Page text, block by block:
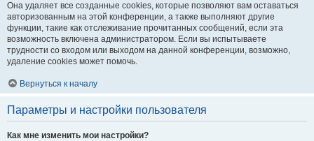
Она удаляет все созданные cookies, которые позволяют вам оставаться
авторизованным на этой конференции, а также выполняют другие
функции, такие как отслеживание прочитанных сообщений, если эта
возможность включена администратором. Если вы испытываете
трудности со входом или выходом на данной конференции, возможно,
удаление cookies может помочь.
Вернуться к началу
Параметры и настройки пользователя
Как мне изменить мои настройки?